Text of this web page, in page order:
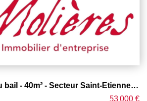
A vendre - Droit au bail - 40m² - Secteur Saint-Etienne/Rue de Metz
53 000 €